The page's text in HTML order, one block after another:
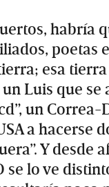
habría
poetas
esa
Luis que se
un Correa-
a hacerse
Y desde
se lo ve